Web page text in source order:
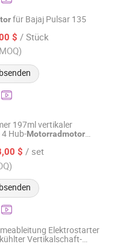
für Bajaj Pulsar 135
$ / Stück
Ltd.
197ml vertikaler
Hub-Motorradmotor
$ / set
Co., Ltd.
2025
Elektrostarter
Vertikalschaft-
Co., Ltd.